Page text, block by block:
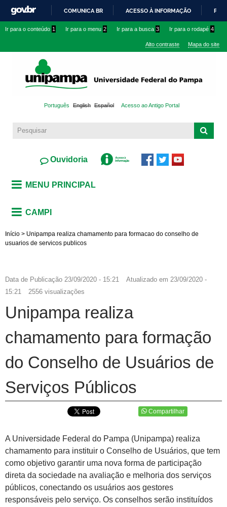
conteúdo
IR
O
COMUNICA BR ACESSO À INFORMAÇÃO
Ir para o conteúdo 1 Ir para o menu 2 Ir para a busca 3 Ir para o rodapé 4
Alto contraste Mapa do site
Português English Español Acesso ao Antigo Portal
Ouvidoria
MENU PRINCIPAL
CAMPI
Início > Unipampa realiza chamamento para formacao do conselho de
usuarios de servicos publicos
Data de Publicação 23/09/2020 - 15:21 Atualizado em 23/09/2020 -
15:21
2556 visualizações
Unipampa realiza
chamamento para formação
do Conselho de Usuários de
Serviços Públicos
Compartilhar
A Universidade Federal do Pampa (Unipampa) realiza
chamamento para instituir o Conselho de Usuários, que tem
como objetivo garantir uma nova forma de participação
direta da sociedade na avaliação e melhoria dos serviços
públicos, conectando os usuários aos gestores
responsáveis pelo serviço. Os conselhos serão instituídos